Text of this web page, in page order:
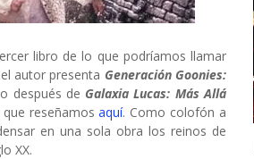
libro de lo que podríamos llamar
autor presenta Generación Goonies:
después de Galaxia Lucas: Más Allá
que reseñamosaquí. Como colofón a
en una sola obra los reinos de
XX.